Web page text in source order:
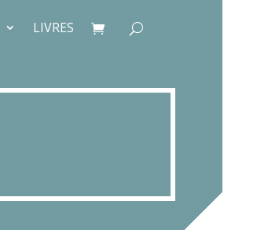
LIVRES